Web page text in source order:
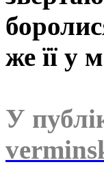
же її у
У